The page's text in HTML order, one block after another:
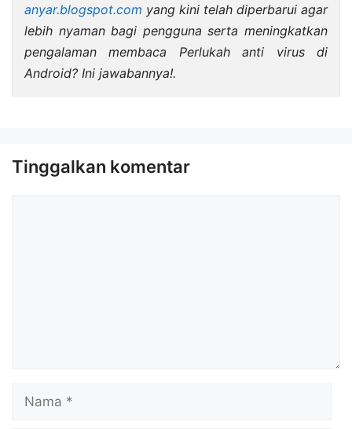
anyar.blogspot.com yang kini telah diperbarui agar
lebih nyaman bagi pengguna serta meningkatkan
pengalaman membaca Perlukah anti virus di
Android? Ini jawabannya!.
Tinggalkan komentar
Nama